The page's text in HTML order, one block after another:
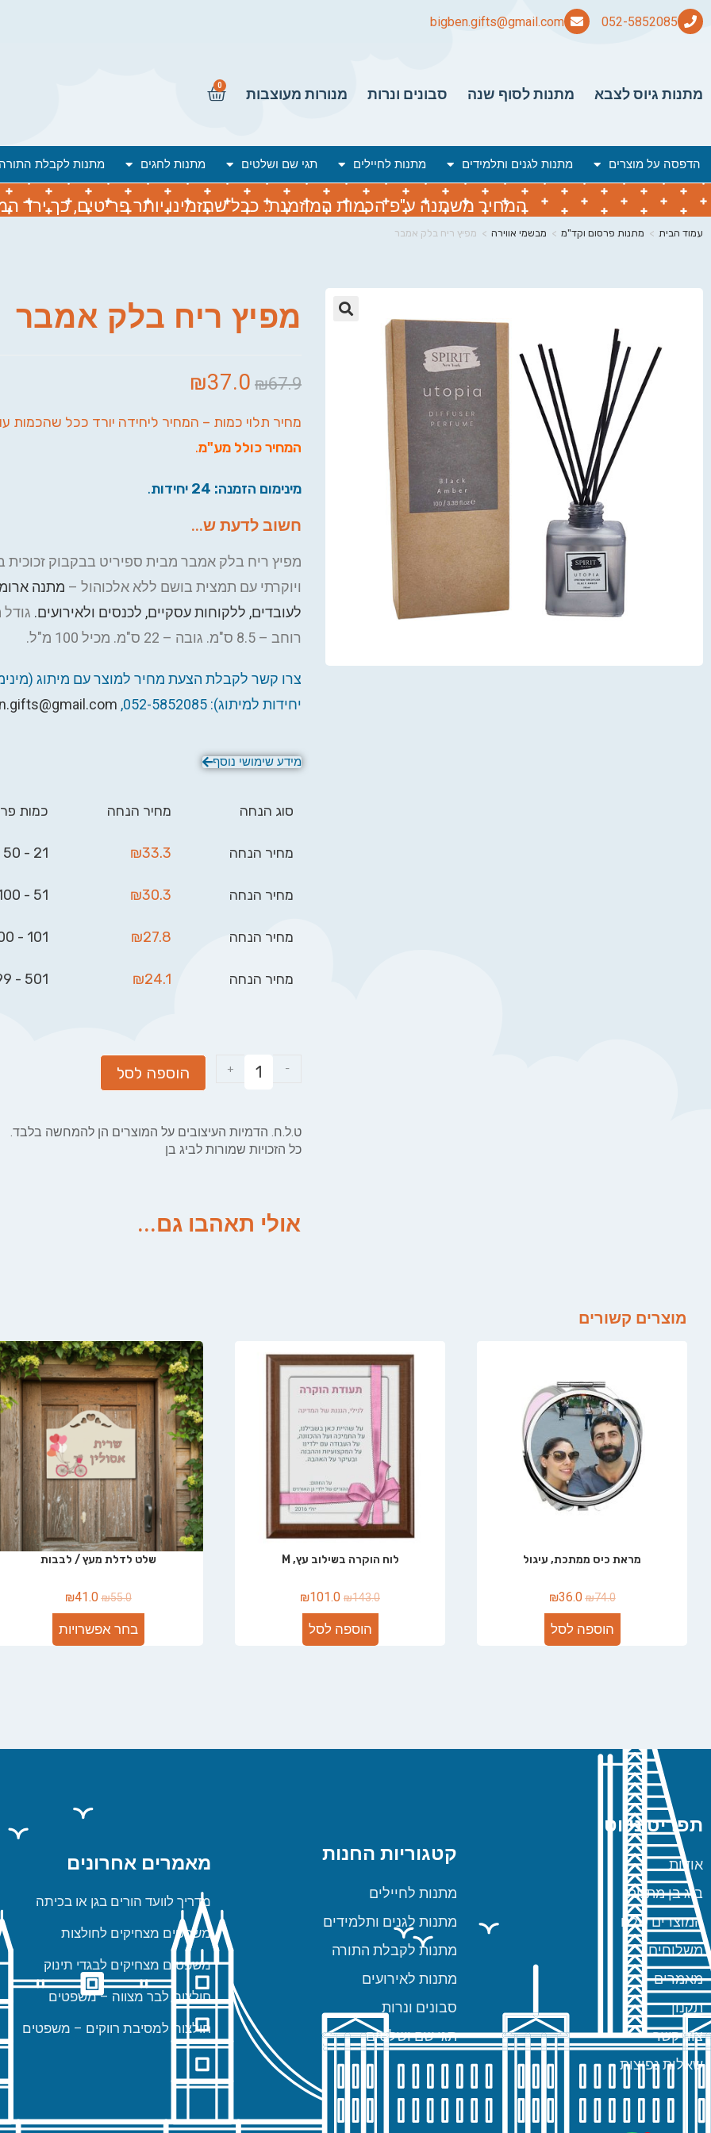
bigben.gifts@gmail.com
מתנות גיוס לצבא מתנות לסוף שנה סבונים ונרות מנורות מעוצבות
0
הדפסה על מוצרים מתנות לגנים ותלמידים מתנות לחיילים תגי שם ושלטים מתנות לחגים מתנות לקבלת
המחיר משתנה ע"פ הכמות המוזמנת. ככל שתזמינו יותר פריטים, כך ירד
עמוד הבית > מתנות פרסום וקד"מ > מבשמי אווירה > מפיץ ריח בלק אמבר
מפיץ ריח בלק אמבר
₪67.9
₪37.0
מחיר תלוי כמות – המחיר ליחידה יורד ככל שהכמות
המחיר כולל מע"מ.
מינימום הזמנה: 24 יחידות .
חשוב לדעת ש...
מפיץ ריח בלק אמבר מבית ספיריט בבקבוק זכוכית
ויוקרתי עם תמצית בושם ללא אלכוהול – מתנה
לעובדים, ללקוחות עסקיים, לכנסים ולאירועים.
רוחב – 8.5 ס"מ. גובה – 22 ס"מ. מכיל 100 מ"ל.
יחידות למיתוג): 052-5852085,
מידע שימושי נוסף
סוג הנחה מחיר הנחה כמות
מחיר הנחה ₪33.3
21 - 50
מחיר הנחה ₪30.3
51 - 100
מחיר הנחה ₪27.8
101 - 500
מחיר הנחה ₪24.1
501 - 999
-
+ הוספה לסל
ט.ל.ח. הדמיות העיצובים על המוצרים הן להמחשה בלבד.
כל הזכויות שמורות לביג בן
אולי תאהבו גם...
מוצרים קשורים
מראת כיס ממתכת, עיגול
₪74.0
₪36.0
הוספה לסל
לוח הוקרה בשילוב עץ, M
₪143.0
₪101.0
הוספה לסל
שלט לדלת מעץ / לבבות
₪55.0
₪41.0
בחר אפשרויות
תפריט ניווט
אודות
ביג בן מתנות
המוצרים שלנו
משלוחים
מאמרים
תקנון
צור קשר
שאלות נפוצות
קטגוריות החנות
מתנות לחיילים
מתנות לגנים ותלמידים
מתנות לקבלת התורה
מתנות לאירועים
סבונים ונרות
תגי שם ושלטים
מאמרים אחרונים
מדריך לוועד הורים בגן או בכיתה
משפטים מצחיקים לחולצות
משפטים מצחיקים לבגדי תינוק
חולצות לבר מצווה – משפטים
חולצות למסיבת רווקים – משפטים